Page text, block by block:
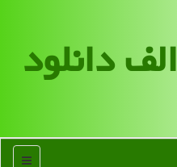
الف دانلود
منو